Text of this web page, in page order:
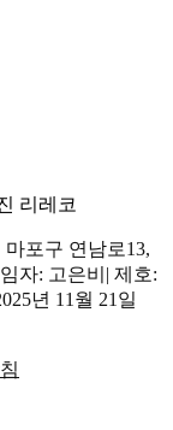
리레코
포구 연남로13,
자: 고은비| 제호:
년 11월 21일